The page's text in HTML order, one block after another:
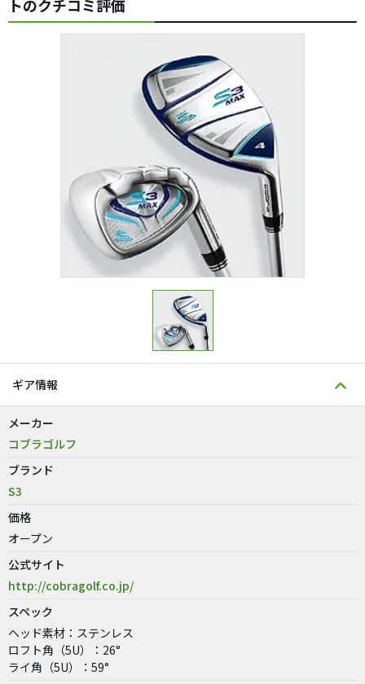
トのクチコミ評価
ギア情報
メーカー
コブラゴルフ
ブランド
S3
価格
オープン
公式サイト
http://cobragolf.co.jp/
スペック
ヘッド素材：ステンレス
ロフト角（5U）：26°
ライ角（5U）：59°